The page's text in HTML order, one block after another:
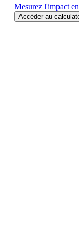
Mesurez l'impact
Accéder au